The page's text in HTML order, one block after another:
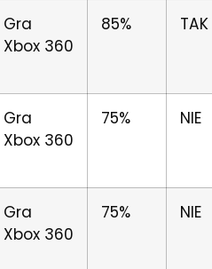
Gra
Xbox 360
85% TAK
Gra
Xbox 360
75% NIE
Gra
Xbox 360
75% NIE